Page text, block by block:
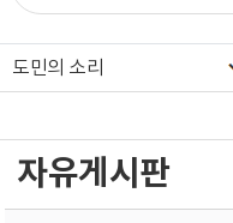
도민의 소리
자유게시판